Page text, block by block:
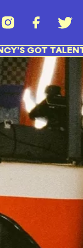
TALENTS